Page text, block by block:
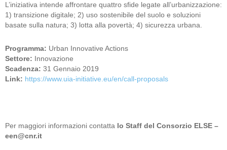
L’iniziativa intende affrontare quattro sfide legate all’urbanizzazione:
1) transizione digitale; 2) uso sostenibile del suolo e soluzioni
basate sulla natura; 3) lotta alla povertà; 4) sicurezza urbana.
Programma: Urban Innovative Actions
Settore: Innovazione
Scadenza: 31 Gennaio 2019
Link: https://www.uia-initiative.eu/en/call-proposals
Per maggiori informazioni contatta lo Staff del Consorzio ELSE –
een@cnr.it